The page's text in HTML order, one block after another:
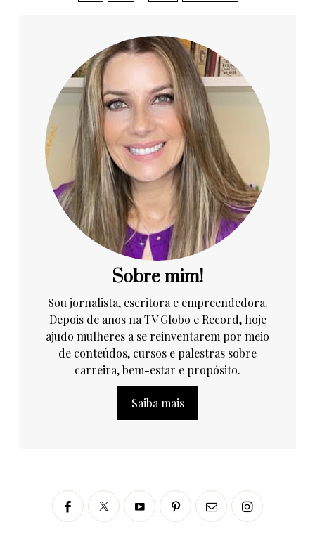
Sobre mim!
Sou jornalista, escritora e empreendedora.
Depois de anos na TV Globo e Record, hoje
ajudo mulheres a se reinventarem por meio
de conteúdos, cursos e palestras sobre
carreira, bem-estar e propósito.
Saiba mais